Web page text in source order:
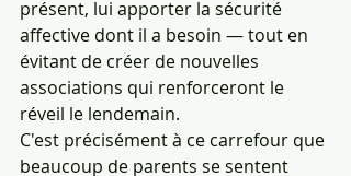
présent, lui apporter la sécurité
affective dont il a besoin — tout en
évitant de créer de nouvelles
associations qui renforceront le
réveil le lendemain.
C'est précisément à ce carrefour que
beaucoup de parents se sentent